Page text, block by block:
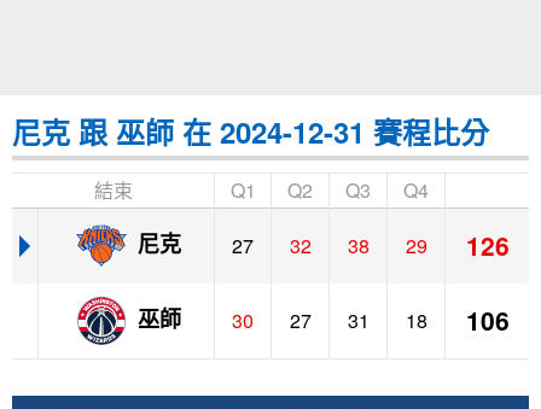
尼克 跟 巫師 在 2024-12-31 賽程比分
結束 Q1 Q2 Q3 Q4
尼克 27 32 38 29 126
巫師 30 27 31 18 106